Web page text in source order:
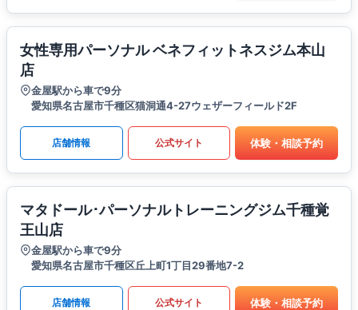
女性専用パーソナル ベネフィットネスジム本山
店
金屋駅から車で9分
愛知県名古屋市千種区猫洞通4-27ウェザーフィールド2F
店舗情報 公式サイト 体験・相談予約
マタドール･パーソナルトレーニングジム千種覚
王山店
金屋駅から車で9分
愛知県名古屋市千種区丘上町1丁目29番地7-2
店舗情報 公式サイト 体験・相談予約